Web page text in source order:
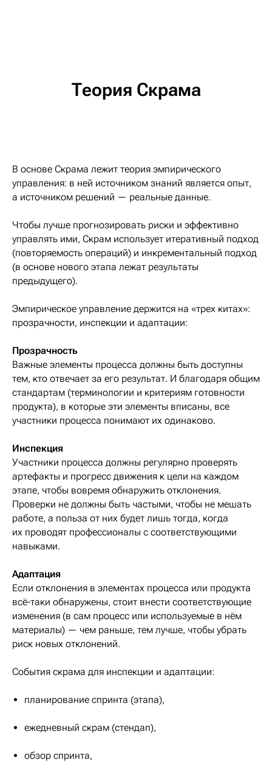
Теория Скрама
В основе Скрама лежит теория эмпирического
управления: в ней источником знаний является опыт,
а источником решений — реальные данные.
Чтобы лучше прогнозировать риски и эффективно
управлять ими, Скрам использует итеративный подход
(повторяемость операций) и инкрементальный подход
(в основе нового этапа лежат результаты
предыдущего).
Эмпирическое управление держится на «трех китах»:
прозрачности, инспекции и адаптации:
Прозрачность
Важные элементы процесса должны быть доступны
тем, кто отвечает за его результат. И благодаря общим
стандартам (терминологии и критериям готовности
продукта), в которые эти элементы вписаны, все
участники процесса понимают их одинаково.
Инспекция
Участники процесса должны регулярно проверять
артефакты и прогресс движения к цели на каждом
этапе, чтобы вовремя обнаружить отклонения.
Проверки не должны быть частыми, чтобы не мешать
работе, а польза от них будет лишь тогда, когда
их проводят профессионалы с соответствующими
навыками.
Адаптация
Если отклонения в элементах процесса или продукта
всё-таки обнаружены, стоит внести соответствующие
изменения (в сам процесс или используемые в нём
материалы) — чем раньше, тем лучше, чтобы убрать
риск новых отклонений.
События скрама для инспекции и адаптации:
планирование спринта (этапа),
ежедневный скрам (стендап),
обзор спринта,